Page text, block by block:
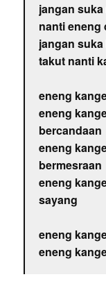
jangan
nanti eneng
jangan
takut nanti
eneng
eneng
bercandaan
eneng
bermesraan
eneng
sayang
eneng
eneng